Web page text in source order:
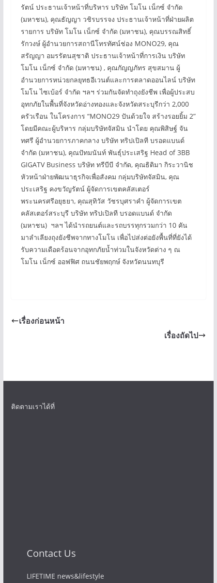
รัตน์ ประธานเจ้าหน้าที่บริหาร บริษัท โมโน เน็กซ์ จำกัด
(มหาชน), คุณธัญญา วชิรบรรจง ประธานเจ้าหน้าที่ฝ่ายผลิต
รายการ บริษัท โมโน เน็กซ์ จำกัด (มหาชน), คุณบรรณสิทธิ์
รักวงษ์ ผู้อำนวยการสถานีโทรทัศน์ช่อง MONO29, คุณ
สรัญญา อมรรัตนสุชาติ ประธานเจ้าหน้าที่การเงิน บริษัท
โมโน เน็กซ์ จำกัด (มหาชน) , คุณกัญญภัทร สุขสมาน ผู้
อำนวยการหน่วยกลยุทธอีเวนต์และการตลาดออนไลน์ บริษัท
โมโน ไซเบ้อร์ จำกัด ฯลฯ ร่วมกันจัดทำถุงยังชีพ เพื่อผู้ประสบ
อุทกภัยในพื้นที่จังหวัดอ่างทองและจังหวัดสระบุรีกว่า 2,000
ครัวเรือน ในโครงการ “MONO29 ปันด้วยใจ สร้างรอยยิ้ม 2”
โดยมีคณะผู้บริหาร กลุ่มบริษัทจัสมิน นำโดย คุณพิสิษฐ์ จัน
ทศรี ผู้อำนวยการภาคกลาง บริษัท ทริปเปิลที บรอดแบนด์
จำกัด (มหาชน), คุณปัทมนันท์ พันธุ์ประเสริฐ Head of 3BB
GIGATV Business บริษัท ทรีบีบี จำกัด, คุณธิติมา กิระวานิช
หัวหน้าฝ่ายพัฒนาธุรกิจเพื่อสังคม กลุ่มบริษัทจัสมิน, คุณ
ประเสริฐ คงขวัญรัตน์ ผู้จัดการเขตคลัสเตอร์
พระนครศรีอยุธยา, คุณสุทิวัส วัชรบุศราคำ ผู้จัดการเขต
คลัสเตอร์สระบุรี บริษัท ทริปเปิลที บรอดแบนด์ จำกัด
(มหาชน) ฯลฯ ได้นำรถยนต์และรถบรรทุกรวมกว่า 10 คัน
มาลำเลียงถุงยังชีพจากทางโมโน เพื่อไปส่งต่อยังพื้นที่ที่ยังได้
รับความเดือดร้อนจากอุทกภัยน้ำท่วมในจังหวัดต่าง ๆ ณ
โมโน เน็กซ์ ออฟฟิศ ถนนชัยพฤกษ์ จังหวัดนนทบุรี
เรื่องก่อนหน้า
เรื่องถัดไป
ติดตามเราได้ที่
Contact Us
LIFETIME news&lifestyle